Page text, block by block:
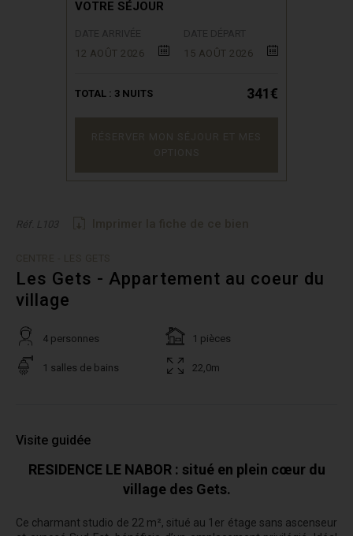
VOTRE SÉJOUR
12 AOÛT 2026
15 AOÛT 2026
TOTAL : 3 NUITS 341€
Réf. L103
Les Gets - Appartement au coeur du
village
4 personnes 1 pièces
1 salles de bains 22,0m
Visite guidée
RESIDENCE LE NABOR : situé en plein cœur du
village des Gets.
Ce charmant studio de 22 m², situé au 1er étage sans ascenseur